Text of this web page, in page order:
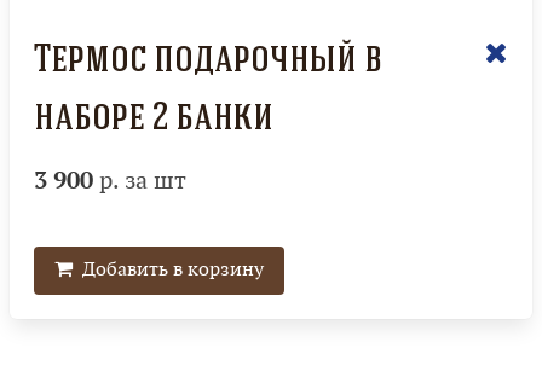
Термос подарочный в
наборе 2 банки
3 900 р. за шт
Добавить в корзину